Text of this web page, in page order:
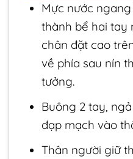
Mực nước
thành bể hai tay
chân đặt cao
về phía sau nín
tưởng.
Buông 2 tay,
đạp mạch vào
Thân người giữ